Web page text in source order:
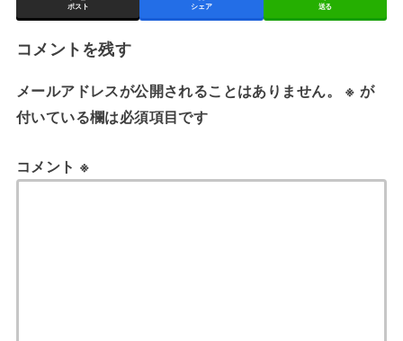
ポスト シェア 送る
コメントを残す
メールアドレスが公開されることはありません。 ※ が
付いている欄は必須項目です
コメント ※